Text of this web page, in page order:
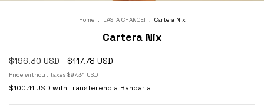
Home . LASTA CHANCE! . Cartera Nix
Cartera Nix
$196.30 USD $117.78 USD
Price without taxes $97.34 USD
$100.11 USD with Transferencia Bancaria